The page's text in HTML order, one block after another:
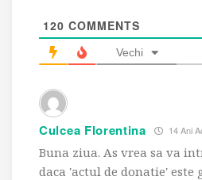
120 COMMENTS
Vechi
Culcea Florentina 14 Ani
Buna ziua. As vrea sa va
daca 'actul de donatie' este